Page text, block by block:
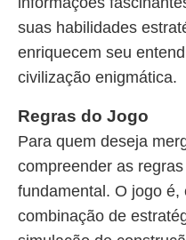
suas habilidades
enriquecem seu
civilização enigmática.
Regras do Jogo
Para quem deseja
compreender as
fundamental. O jogo
combinação de